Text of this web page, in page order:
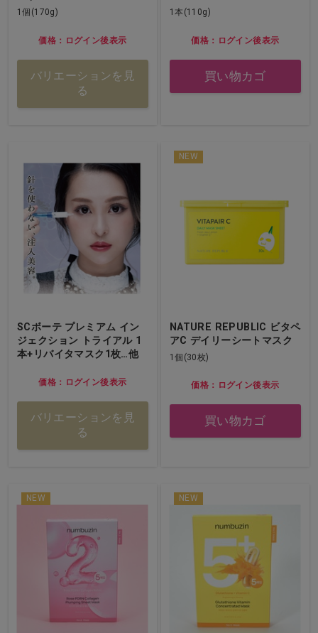
1個(170g)
価格：ログイン後表示
バリエーションを見
る
1本(110g)
価格：ログイン後表示
買い物カゴ
SCボーテ プレミアム イン
ジェクション トライアル 1
本+リバイタマスク1枚…他
価格：ログイン後表示
バリエーションを見
る
NEW
NATURE REPUBLIC ビタペ
アC デイリーシートマスク
1個(30枚)
価格：ログイン後表示
買い物カゴ
NEW NEW